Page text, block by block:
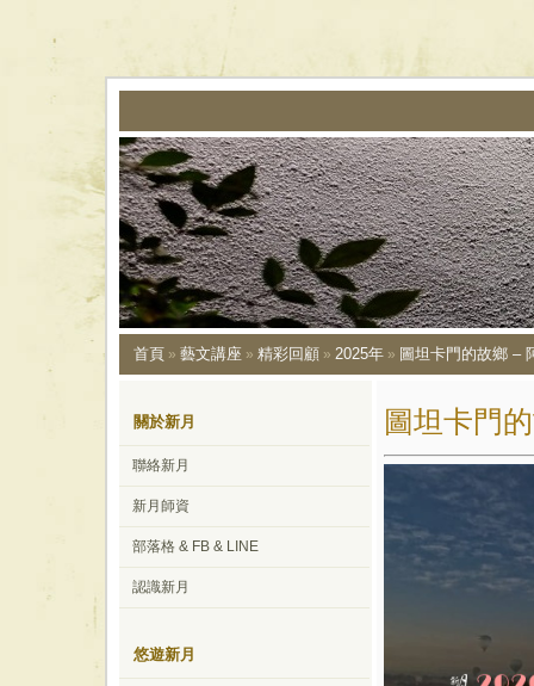
首頁 » 藝文講座 » 精彩回顧 » 2025年 » 圖坦卡門的故鄉 –
關於新月
聯絡新月
新月師資
部落格 & FB & LINE
認識新月
悠遊新月
圖坦卡門